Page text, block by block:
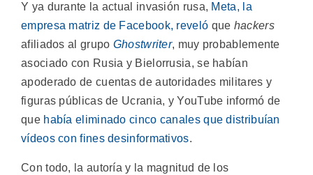
Y ya durante la actual invasión rusa, Meta, la
empresa matriz de Facebook, reveló que hackers
afiliados al grupo Ghostwriter, muy probablemente
asociado con Rusia y Bielorrusia, se habían
apoderado de cuentas de autoridades militares y
figuras públicas de Ucrania, y YouTube informó de
que había eliminado cinco canales que distribuían
vídeos con fines desinformativos.
Con todo, la autoría y la magnitud de los